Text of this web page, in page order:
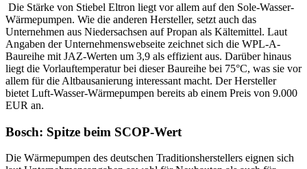
Die Stärke von Stiebel Eltron liegt vor allem auf den Sole-Wasser-
Wärmepumpen. Wie die anderen Hersteller, setzt auch das
Unternehmen aus Niedersachsen auf Propan als Kältemittel. Laut
Angaben der Unternehmenswebseite zeichnet sich die WPL-A-
Baureihe mit JAZ-Werten um 3,9 als effizient aus. Darüber hinaus
liegt die Vorlauftemperatur bei dieser Baureihe bei 75°C, was sie vor
allem für die Altbausanierung interessant macht. Der Hersteller
bietet Luft-Wasser-Wärmepumpen bereits ab einem Preis von 9.000
EUR an.
Bosch: Spitze beim SCOP-Wert
Die Wärmepumpen des deutschen Traditionsherstellers eignen sich